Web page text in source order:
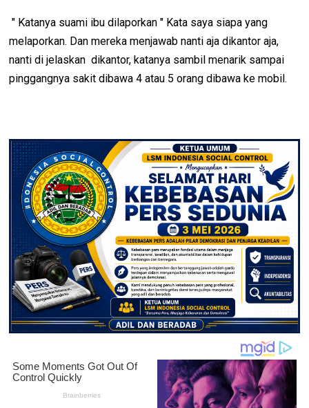
" Katanya suami ibu dilaporkan " Kata saya siapa yang
melaporkan. Dan mereka menjawab nanti aja dikantor aja,
nanti di jelaskan dikantor, katanya sambil menarik sampai
pinggangnya sakit dibawa 4 atau 5 orang dibawa ke mobil.